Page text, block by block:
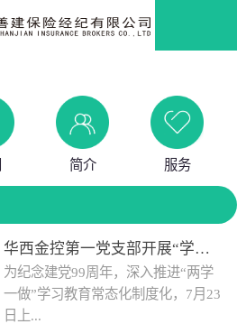
简介 服务
华西金控第一党支部开展“学党史 知党情 做合格党员”主题教育工作会
为纪念建党99周年，深入推进“两学
一做”学习教育常态化制度化，7月23
日上...